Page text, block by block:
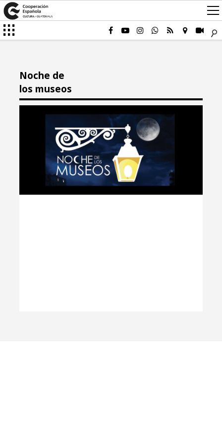
Noche de
los museos